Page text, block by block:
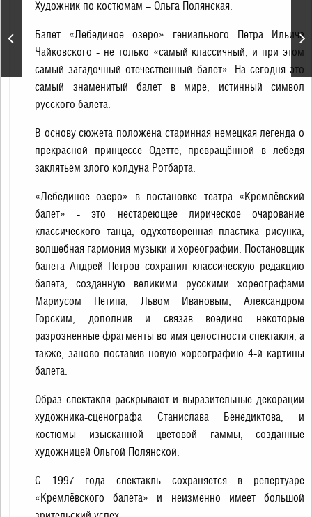
«Будьте счастливы
всегда!»
Художник по костюмам – Ольга Полянская.
Балет «Лебединое озеро» гениального Петра Ильича
Чайковского - не только «самый классичный, и при этом
самый загадочный отечественный балет». На сегодня это
самый знаменитый балет в мире, истинный символ
русского балета.
В основу сюжета положена старинная немецкая легенда о
прекрасной принцессе Одетте, превращённой в лебедя
заклятьем злого колдуна Ротбарта.
«Лебединое озеро» в постановке театра «Кремлёвский
балет» - это нестареющее лирическое очарование
классического танца, одухотворенная пластика рисунка,
волшебная гармония музыки и хореографии. Постановщик
балета Андрей Петров сохранил классическую редакцию
балета, созданную великими русскими хореографами
Мариусом Петипа, Львом Ивановым, Александром
Горским, дополнив и связав воедино некоторые
разрозненные фрагменты во имя целостности спектакля, а
также, заново поставив новую хореографию 4-й картины
балета.
Образ спектакля раскрывают и выразительные декорации
художника-сценографа Станислава Бенедиктова, и
костюмы изысканной цветовой гаммы, созданные
художницей Ольгой Полянской.
С 1997 года спектакль сохраняется в репертуаре
«Кремлёвского балета» и неизменно имеет большой